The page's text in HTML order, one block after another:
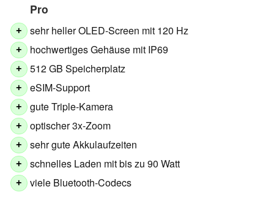
Pro
+ sehr heller OLED-Screen mit 120 Hz
+ hochwertiges Gehäuse mit IP69
+ 512 GB Speicherplatz
+ eSIM-Support
+ gute Triple-Kamera
+ optischer 3x-Zoom
+ sehr gute Akkulaufzeiten
+ schnelles Laden mit bis zu 90 Watt
+ viele Bluetooth-Codecs